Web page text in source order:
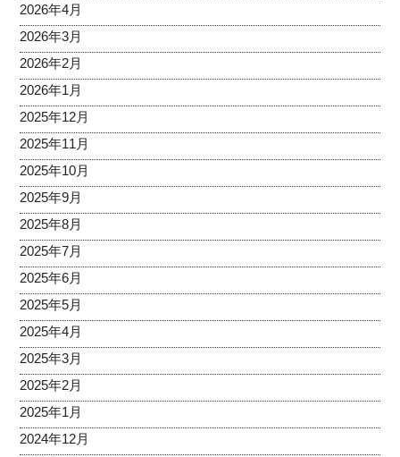
2026年4月
2026年3月
2026年2月
2026年1月
2025年12月
2025年11月
2025年10月
2025年9月
2025年8月
2025年7月
2025年6月
2025年5月
2025年4月
2025年3月
2025年2月
2025年1月
2024年12月